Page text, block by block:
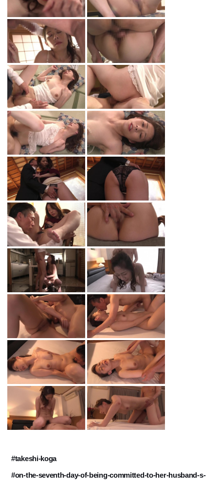
#takeshi-koga
#on-the-seventh-day-of-being-committed-to-her-husband-s-